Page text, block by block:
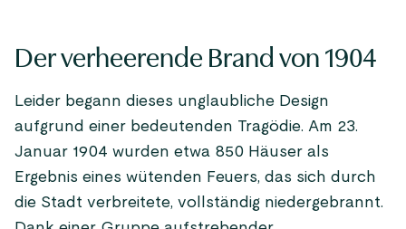
Der verheerende Brand von 1904
Leider begann dieses unglaubliche Design
aufgrund einer bedeutenden Tragödie. Am 23.
Januar 1904 wurden etwa 850 Häuser als
Ergebnis eines wütenden Feuers, das sich durch
die Stadt verbreitete, vollständig niedergebrannt.